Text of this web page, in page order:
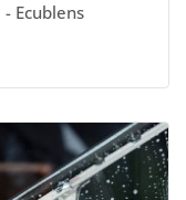
Ecublens